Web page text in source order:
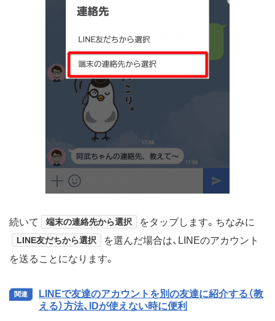
続いて 端末の連絡先から選択 をタップします。ちなみに
LINE友だちから選択
を選んだ場合は、LINEのアカウント
を送ることになります。
LINEで友達のアカウントを別の友達に紹介する（教
える）方法、IDが使えない時に便利